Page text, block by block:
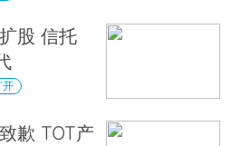
股 信托
开
歉 TOT产